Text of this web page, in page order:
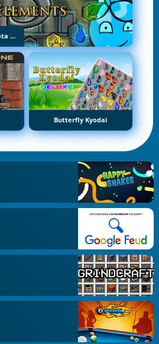
Menino De Fogo E Garota De Água 5: Elementos
Butterfly Kyodai